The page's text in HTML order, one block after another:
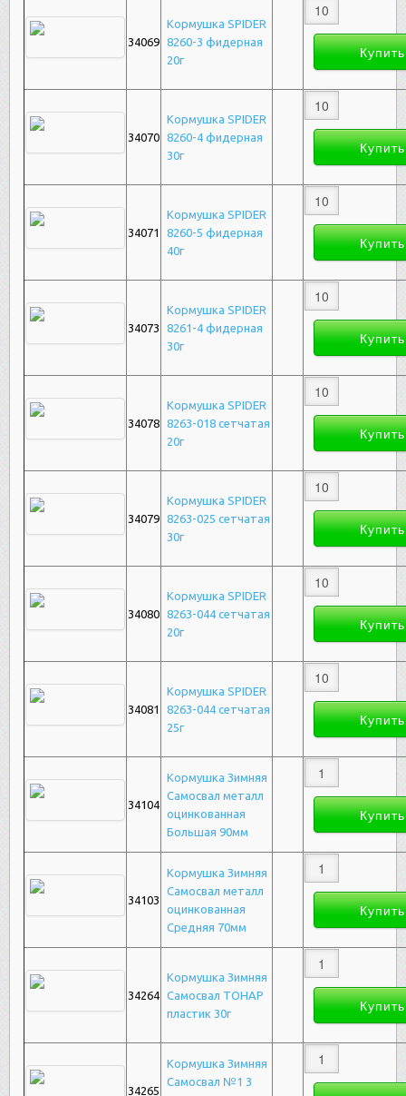
34069
Кормушка SPIDER
8260-3 фидерная
20г
34070
Кормушка SPIDER
8260-4 фидерная
30г
34071
Кормушка SPIDER
8260-5 фидерная
40г
34073
Кормушка SPIDER
8261-4 фидерная
30г
34078
Кормушка SPIDER
8263-018 сетчатая
20г
34079
Кормушка SPIDER
8263-025 сетчатая
30г
34080
Кормушка SPIDER
8263-044 сетчатая
20г
34081
Кормушка SPIDER
8263-044 сетчатая
25г
34104
Кормушка Зимняя
Самосвал металл
оцинкованная
Большая 90мм
34103
Кормушка Зимняя
Самосвал металл
оцинкованная
Средняя 70мм
34264
Кормушка Зимняя
Самосвал ТОНАР
пластик 30г
34265
Кормушка Зимняя
Самосвал №1 3